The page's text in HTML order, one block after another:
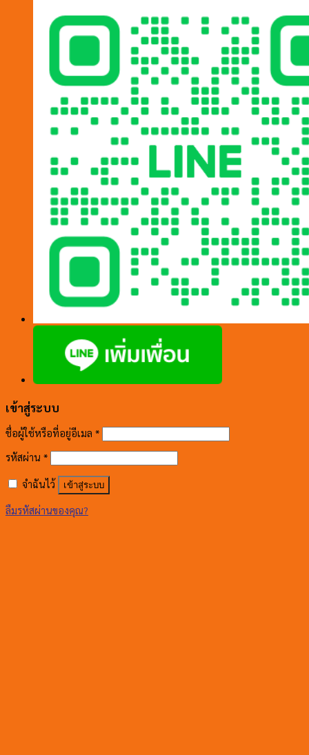
เข้าสู่ระบบ
ชื่อผู้ใช้หรือที่อยู่อีเมล *
รหัสผ่าน *
จำฉันไว้ เข้าสู่ระบบ
ลืมรหัสผ่านของคุณ?